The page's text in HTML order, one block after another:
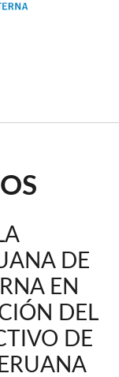
DE
EN
DEL
DE